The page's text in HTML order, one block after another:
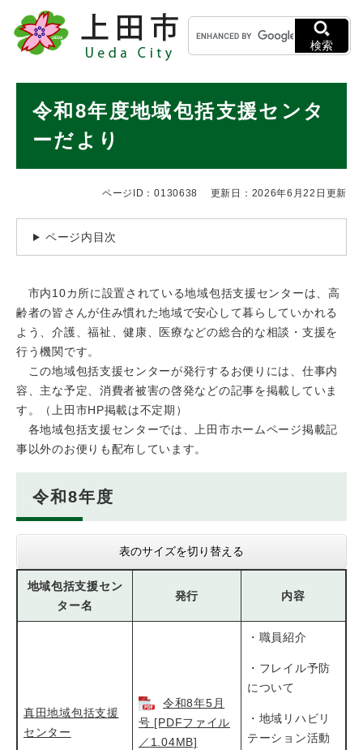
メニューを飛ばして本文へ
キ
ー
ワ
検
検索
令和8年度地域包括支援センタ
ーだより
ページID：0130638 更新日：2026年6月22日更新
ページ内目次
市内10カ所に設置されている地域包括支援センターは、高
齢者の皆さんが住み慣れた地域で安心して暮らしていかれる
よう、介護、福祉、健康、医療などの総合的な相談・支援を
行う機関です。
この地域包括支援センターが発行するお便りには、仕事内
容、主な予定、消費者被害の啓発などの記事を掲載していま
す。（上田市HP掲載は不定期）
各地域包括支援センターでは、上田市ホームページ掲載記
事以外のお便りも配布しています。
令和8年度
表のサイズを切り替える
地域包括支援セン
ター名
発行 内容
真田地域包括支援
センター
令和8年5月
号 [PDFファイル
／1.04MB]
・職員紹介
・フレイル予防
について
・地域リハビリ
テーション活動